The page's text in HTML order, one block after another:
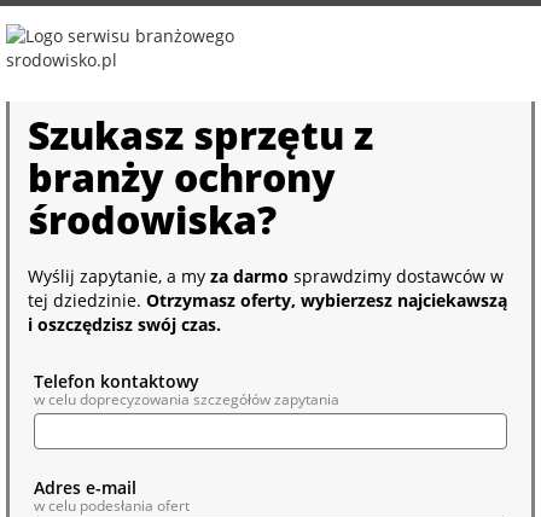
Szukasz sprzętu z
branży ochrony
środowiska?
Wyślij zapytanie, a my za darmo sprawdzimy dostawców w
tej dziedzinie. Otrzymasz oferty, wybierzesz najciekawszą
i oszczędzisz swój czas.
Telefon kontaktowy
w celu doprecyzowania szczegółów zapytania
Adres e-mail
w celu podesłania ofert